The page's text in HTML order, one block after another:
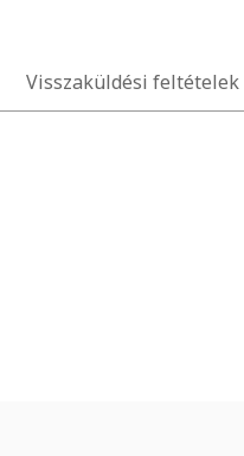
Visszaküldési feltételek